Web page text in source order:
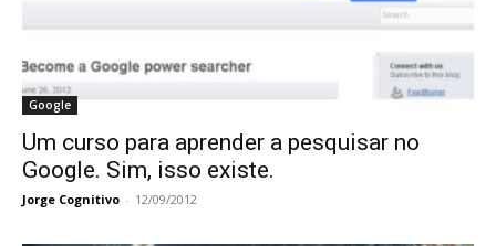
Google
Um curso para aprender a pesquisar no
Google. Sim, isso existe.
Jorge Cognitivo - 12/09/2012